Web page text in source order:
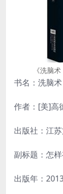
《洗脑
书名：洗脑术
作者：[美]高
出版社：江
副标题：怎
出版年：